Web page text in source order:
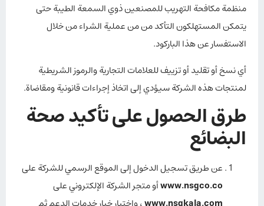
منظمة مكافحة التهريب للمصنعين ذوي السمعة الطيبة حتى
يتمكن المستهلكون التأكد من من عملية الشراء من خلال
الاستفسار عن هذا الباركود.
أي نسخ أو تقليد أو تزييف للعلامات التجارية والرموز الشريطية
لمنتجات هذه الشركة سيؤدي إلى اتخاذ إجراءات قانونية ومقاضاة.
طرق الحصول على تأكيد صحة
البضائع
عن طريق تسجيل الدخول إلى الموقع الرسمي للشركة على
www.nsgco.coأو متجر الشركة الإلكتروني على